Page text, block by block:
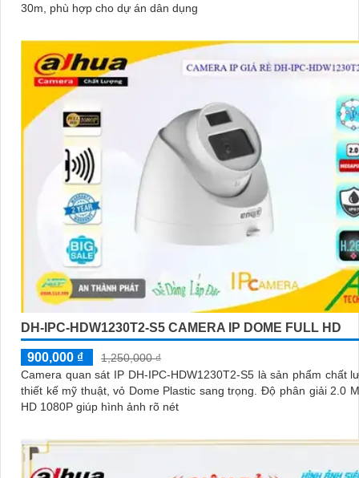
30m, phù hợp cho dự án dân dụng
DH-IPC-HDW1230T2-S5 CAMERA IP DOME FULL HD
900,000 ₫
1,250,000 ₫
Camera quan sát IP DH-IPC-HDW1230T2-S5 là sản phẩm chất
thiết kế mỹ thuật, vỏ Dome Plastic sang trọng. Độ phân giải 2.0 MP FULL
HD 1080P giúp hình ảnh rõ nét